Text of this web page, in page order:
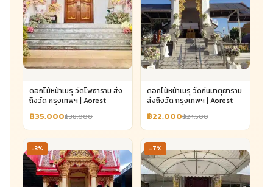
ดอกไม้หน้าเมรุ วัดโพธาราม ส่ง
ถึงวัด กรุงเทพฯ | Aorest
฿35,000฿38,000
ดอกไม้หน้าเมรุ วัดกันมาตุยาราม
ส่งถึงวัด กรุงเทพฯ | Aorest
฿22,000฿24,500
-3% -7%